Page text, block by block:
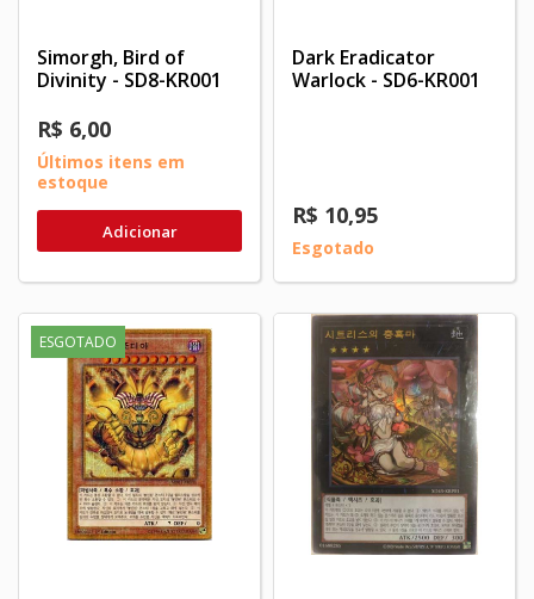
Simorgh, Bird of
Divinity - SD8-KR001
R$ 6,00
Últimos itens em
estoque
Adicionar
Dark Eradicator
Warlock - SD6-KR001
R$ 10,95
Esgotado
ESGOTADO